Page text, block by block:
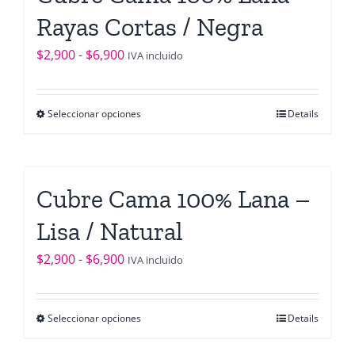
Las
pueden
elegir
de
producto
Rayas Cortas / Negra
$2,900- $6,900Rango
precios:
desde
IVA incluido
Seleccionar opcionesEste
variantes.
Las
pueden
elegir
Details
Cubre Cama 100% Lana –
Lisa / Natural
$2,900- $6,900Rango
precios:
desde
IVA incluido
Seleccionar opcionesEste
Details